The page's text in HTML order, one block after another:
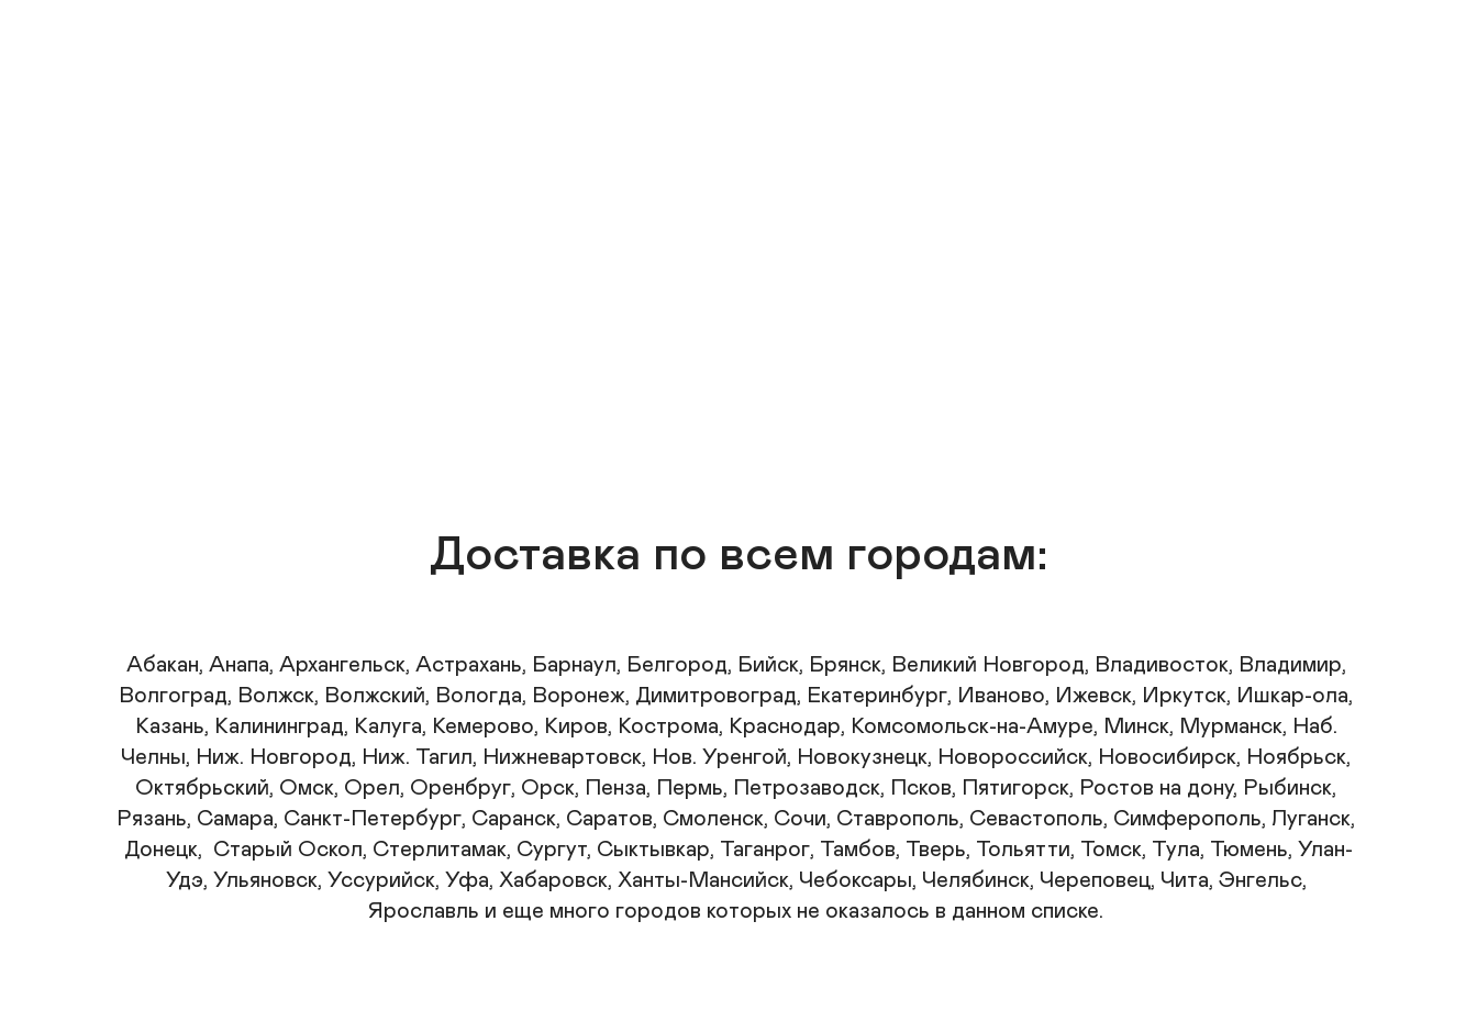
Доставка по всем городам:
Абакан, Анапа, Архангельск, Астрахань, Барнаул, Белгород, Бийск, Брянск, Великий Новгород, Владивосток, Владимир,
Волгоград, Волжск, Волжский, Вологда, Воронеж, Димитровоград, Екатеринбург, Иваново, Ижевск, Иркутск, Ишкар-ола,
Казань, Калининград, Калуга, Кемерово, Киров, Кострома, Краснодар, Комсомольск-на-Амуре, Минск, Мурманск, Наб.
Челны, Ниж. Новгород, Ниж. Тагил, Нижневартовск, Нов. Уренгой, Новокузнецк, Новороссийск, Новосибирск, Ноябрьск,
Октябрьский, Омск, Орел, Оренбруг, Орск, Пенза, Пермь, Петрозаводск, Псков, Пятигорск, Ростов на дону, Рыбинск,
Рязань, Самара, Санкт-Петербург, Саранск, Саратов, Смоленск, Сочи, Ставрополь, Севастополь, Симферополь, Луганск,
Донецк,  Старый Оскол, Стерлитамак, Сургут, Сыктывкар, Таганрог, Тамбов, Тверь, Тольятти, Томск, Тула, Тюмень, Улан-
Удэ, Ульяновск, Уссурийск, Уфа, Хабаровск, Ханты-Мансийск, Чебоксары, Челябинск, Череповец, Чита, Энгельс,
Ярославль и еще много городов которых не оказалось в данном списке.